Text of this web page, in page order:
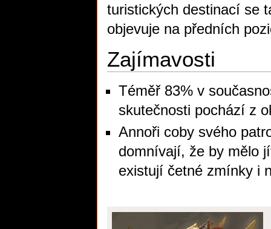
turistických destinací se
objevuje na předních
Zajímavosti
Téměř 83% v
skutečnosti pochází z
Annoři coby svého
domnívají, že by mělo
existují četné zmínky i